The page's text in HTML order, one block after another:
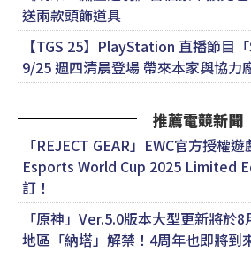
送兩款頭飾道具
【TGS 25】PlayStation 直播節目
9/25 週四清晨登場 帶來本家與協力
推薦電競新聞
「REJECT GEAR」EWC官方授權
Esports World Cup 2025 Limited
訂！
「原神」Ver.5.0版本大型更新將於
地區「納塔」解禁！4周年也即將到